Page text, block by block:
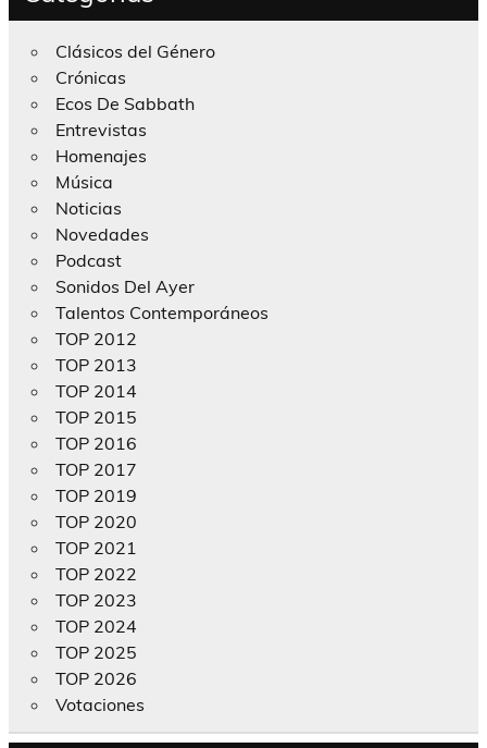
Clásicos del Género
Crónicas
Ecos De Sabbath
Entrevistas
Homenajes
Música
Noticias
Novedades
Podcast
Sonidos Del Ayer
Talentos Contemporáneos
TOP 2012
TOP 2013
TOP 2014
TOP 2015
TOP 2016
TOP 2017
TOP 2019
TOP 2020
TOP 2021
TOP 2022
TOP 2023
TOP 2024
TOP 2025
TOP 2026
Votaciones